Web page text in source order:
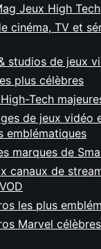
Jeux High Tech
cinéma, TV et
studios de jeux
plus célèbres
Tech
de jeux vidéo
emblématiques
marques de
canaux de
les plus
Marvel